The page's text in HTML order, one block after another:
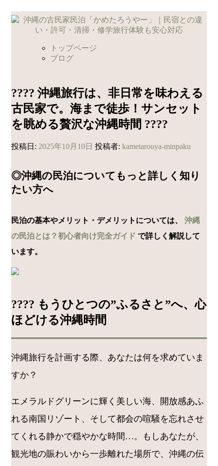
コ
ン
ッ
プ
トップページ
ブログ
???? 沖縄旅行は、非日常を味わえる
古民家で。海まで徒歩！サンセット
を眺める贅沢な沖縄時間 ????
投稿日: 2025年10月10日 投稿者: kametarouya-minpaku
◎沖縄の民泊についてもっと詳しく知り
たい方へ
民泊の基本やメリット・デメリットについては、 沖縄
の民泊とは？初心者向け完全ガイド で詳しく解説して
います。
????️ もうひとつの”ふるさと”へ、心
ほどける沖縄時間
沖縄旅行を計画する際、あなたは何を求めていま
すか？
エメラルドグリーンに輝く美しい海、開放感あふ
れる南国リゾート、そして都会の喧騒を忘れさせ
てくれる静かで穏やかな時間…。もしあなたが、
観光地の賑わいから一歩離れた場所で、沖縄の伝